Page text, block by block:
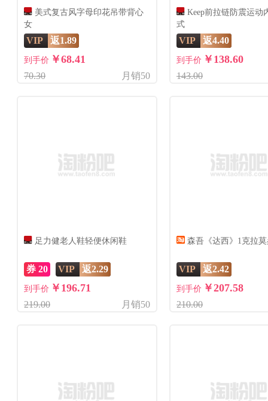
美式复古风字母印花吊带背心
女
VIP 返1.89
到手价 ￥68.41
70.30 月销50
Keep前拉链防震运动
式
VIP 返4.40
到手价 ￥138.60
143.00
足力健老人鞋轻便休闲鞋
券 20 VIP 返2.29
到手价 ￥196.71
219.00 月销50
森吾《达西》1克拉
VIP 返2.42
到手价 ￥207.58
210.00